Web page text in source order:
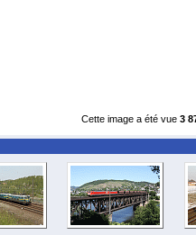
Cette image a été vue 3